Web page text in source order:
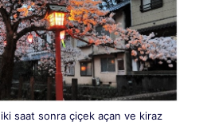
iki saat sonra çiçek açan ve kiraz